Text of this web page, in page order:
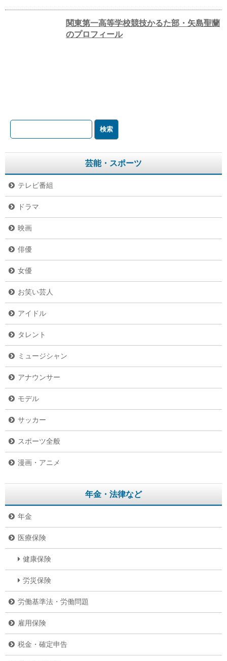
関東第一高等学校競技かるた部・矢島聖蘭
のプロフィール
芸能・スポーツ
テレビ番組
ドラマ
映画
俳優
女優
お笑い芸人
アイドル
タレント
ミュージシャン
アナウンサー
モデル
サッカー
スポーツ全般
漫画・アニメ
年金・法律など
年金
医療保険
健康保険
労災保険
労働基準法・労働問題
雇用保険
税金・確定申告